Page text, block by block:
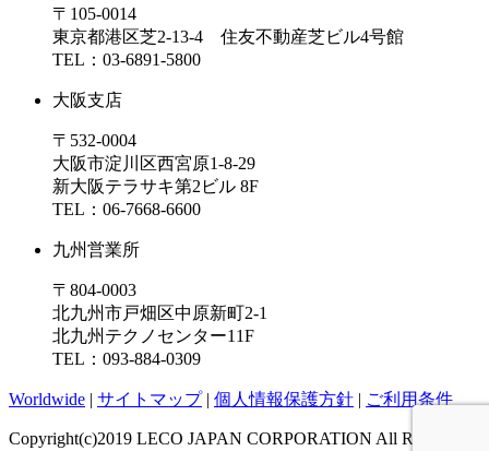
〒105-0014
東京都港区芝2-13-4 住友不動産芝ビル4号館
TEL：03-6891-5800
大阪支店
〒532-0004
大阪市淀川区西宮原1-8-29
新大阪テラサキ第2ビル 8F
TEL：06-7668-6600
九州営業所
〒804-0003
北九州市戸畑区中原新町2-1
北九州テクノセンター11F
TEL：093-884-0309
Worldwide | サイトマップ| 個人情報保護方針 | ご利用条件
Copyright(c)2019 LECO JAPAN CORPORATION All Rights